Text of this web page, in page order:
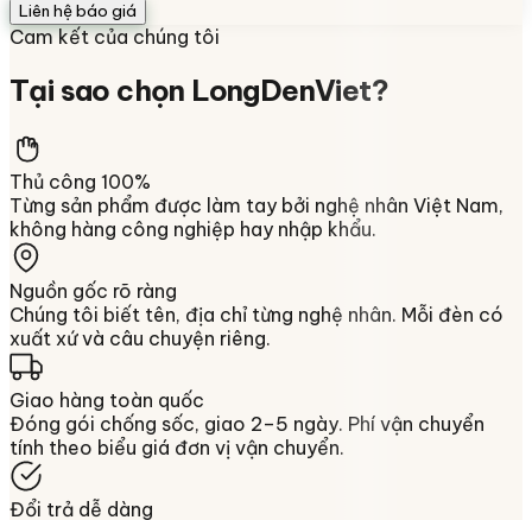
Liên hệ báo giá
Cam kết của chúng tôi
Tại sao chọn LongDenViet?
Thủ công 100%
Từng sản phẩm được làm tay bởi nghệ nhân Việt Nam,
không hàng công nghiệp hay nhập khẩu.
Nguồn gốc rõ ràng
Chúng tôi biết tên, địa chỉ từng nghệ nhân. Mỗi đèn có
xuất xứ và câu chuyện riêng.
Giao hàng toàn quốc
Đóng gói chống sốc, giao 2–5 ngày. Phí vận chuyển
tính theo biểu giá đơn vị vận chuyển.
Đổi trả dễ dàng